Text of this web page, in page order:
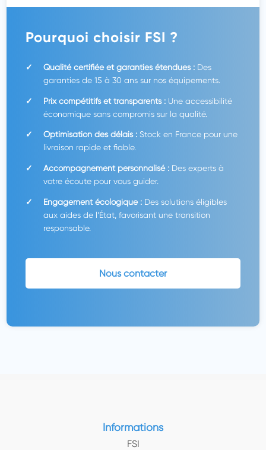
Pourquoi choisir FSI ?
Qualité certifiée et garanties étendues : Des
garanties de 15 à 30 ans sur nos équipements.
Prix compétitifs et transparents : Une accessibilité
économique sans compromis sur la qualité.
Optimisation des délais : Stock en France pour une
livraison rapide et fiable.
Accompagnement personnalisé : Des experts à
votre écoute pour vous guider.
Engagement écologique : Des solutions éligibles
aux aides de l’État, favorisant une transition
responsable.
Nous contacter
Informations
FSI